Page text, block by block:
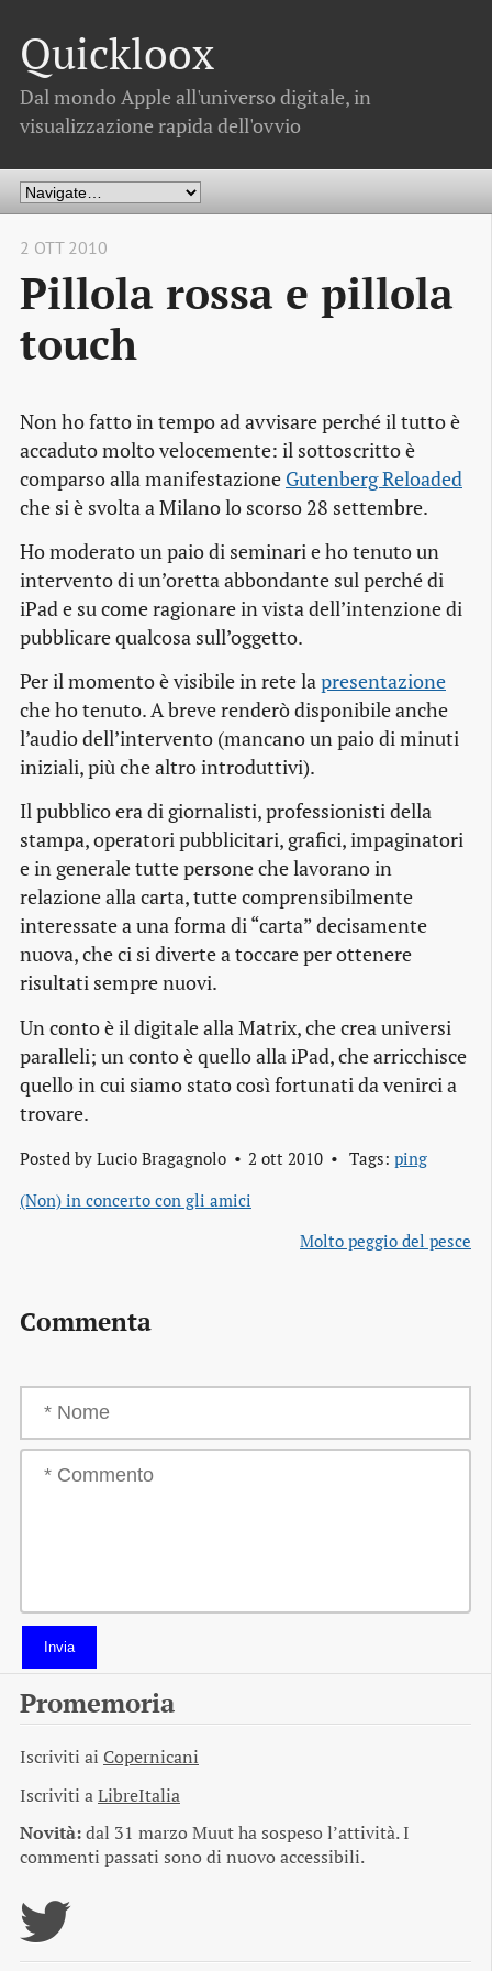
Quickloox
Dal mondo Apple all'universo digitale, in
visualizzazione rapida dell'ovvio
2 OTT 2010
Pillola rossa e pillola
touch
Non ho fatto in tempo ad avvisare perché il tutto è
accaduto molto velocemente: il sottoscritto è
comparso alla manifestazione Gutenberg Reloaded
che si è svolta a Milano lo scorso 28 settembre.
Ho moderato un paio di seminari e ho tenuto un
intervento di un’oretta abbondante sul perché di
iPad e su come ragionare in vista dell’intenzione di
pubblicare qualcosa sull’oggetto.
Per il momento è visibile in rete lapresentazione
che ho tenuto. A breve renderò disponibile anche
l’audio dell’intervento (mancano un paio di minuti
iniziali, più che altro introduttivi).
Il pubblico era di giornalisti, professionisti della
stampa, operatori pubblicitari, grafici, impaginatori
e in generale tutte persone che lavorano in
relazione alla carta, tutte comprensibilmente
interessate a una forma di “carta” decisamente
nuova, che ci si diverte a toccare per ottenere
risultati sempre nuovi.
Un conto è il digitale alla Matrix, che crea universi
paralleli; un conto è quello alla iPad, che arricchisce
quello in cui siamo stato così fortunati da venirci a
trovare.
Posted by Lucio Bragagnolo 2 ott 2010 Tags: ping
(Non) in concerto con gli amici
Molto peggio del pesce
Commenta
Invia
Promemoria
Iscriviti ai Copernicani
Iscriviti aLibreItalia
Novità:dal 31 marzo Muut ha sospeso l’attività. I
commenti passati sono di nuovo accessibili.